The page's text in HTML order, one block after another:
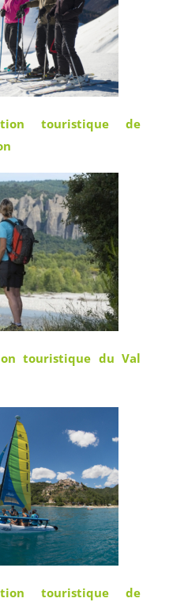
touristique de
touristique du Val
touristique de